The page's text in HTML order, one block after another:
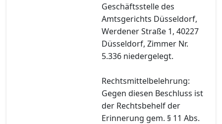
Geschäftsstelle des
Amtsgerichts Düsseldorf,
Werdener Straße 1, 40227
Düsseldorf, Zimmer Nr.
5.336 niedergelegt.
Rechtsmittelbelehrung:
Gegen diesen Beschluss ist
der Rechtsbehelf der
Erinnerung gem. § 11 Abs.